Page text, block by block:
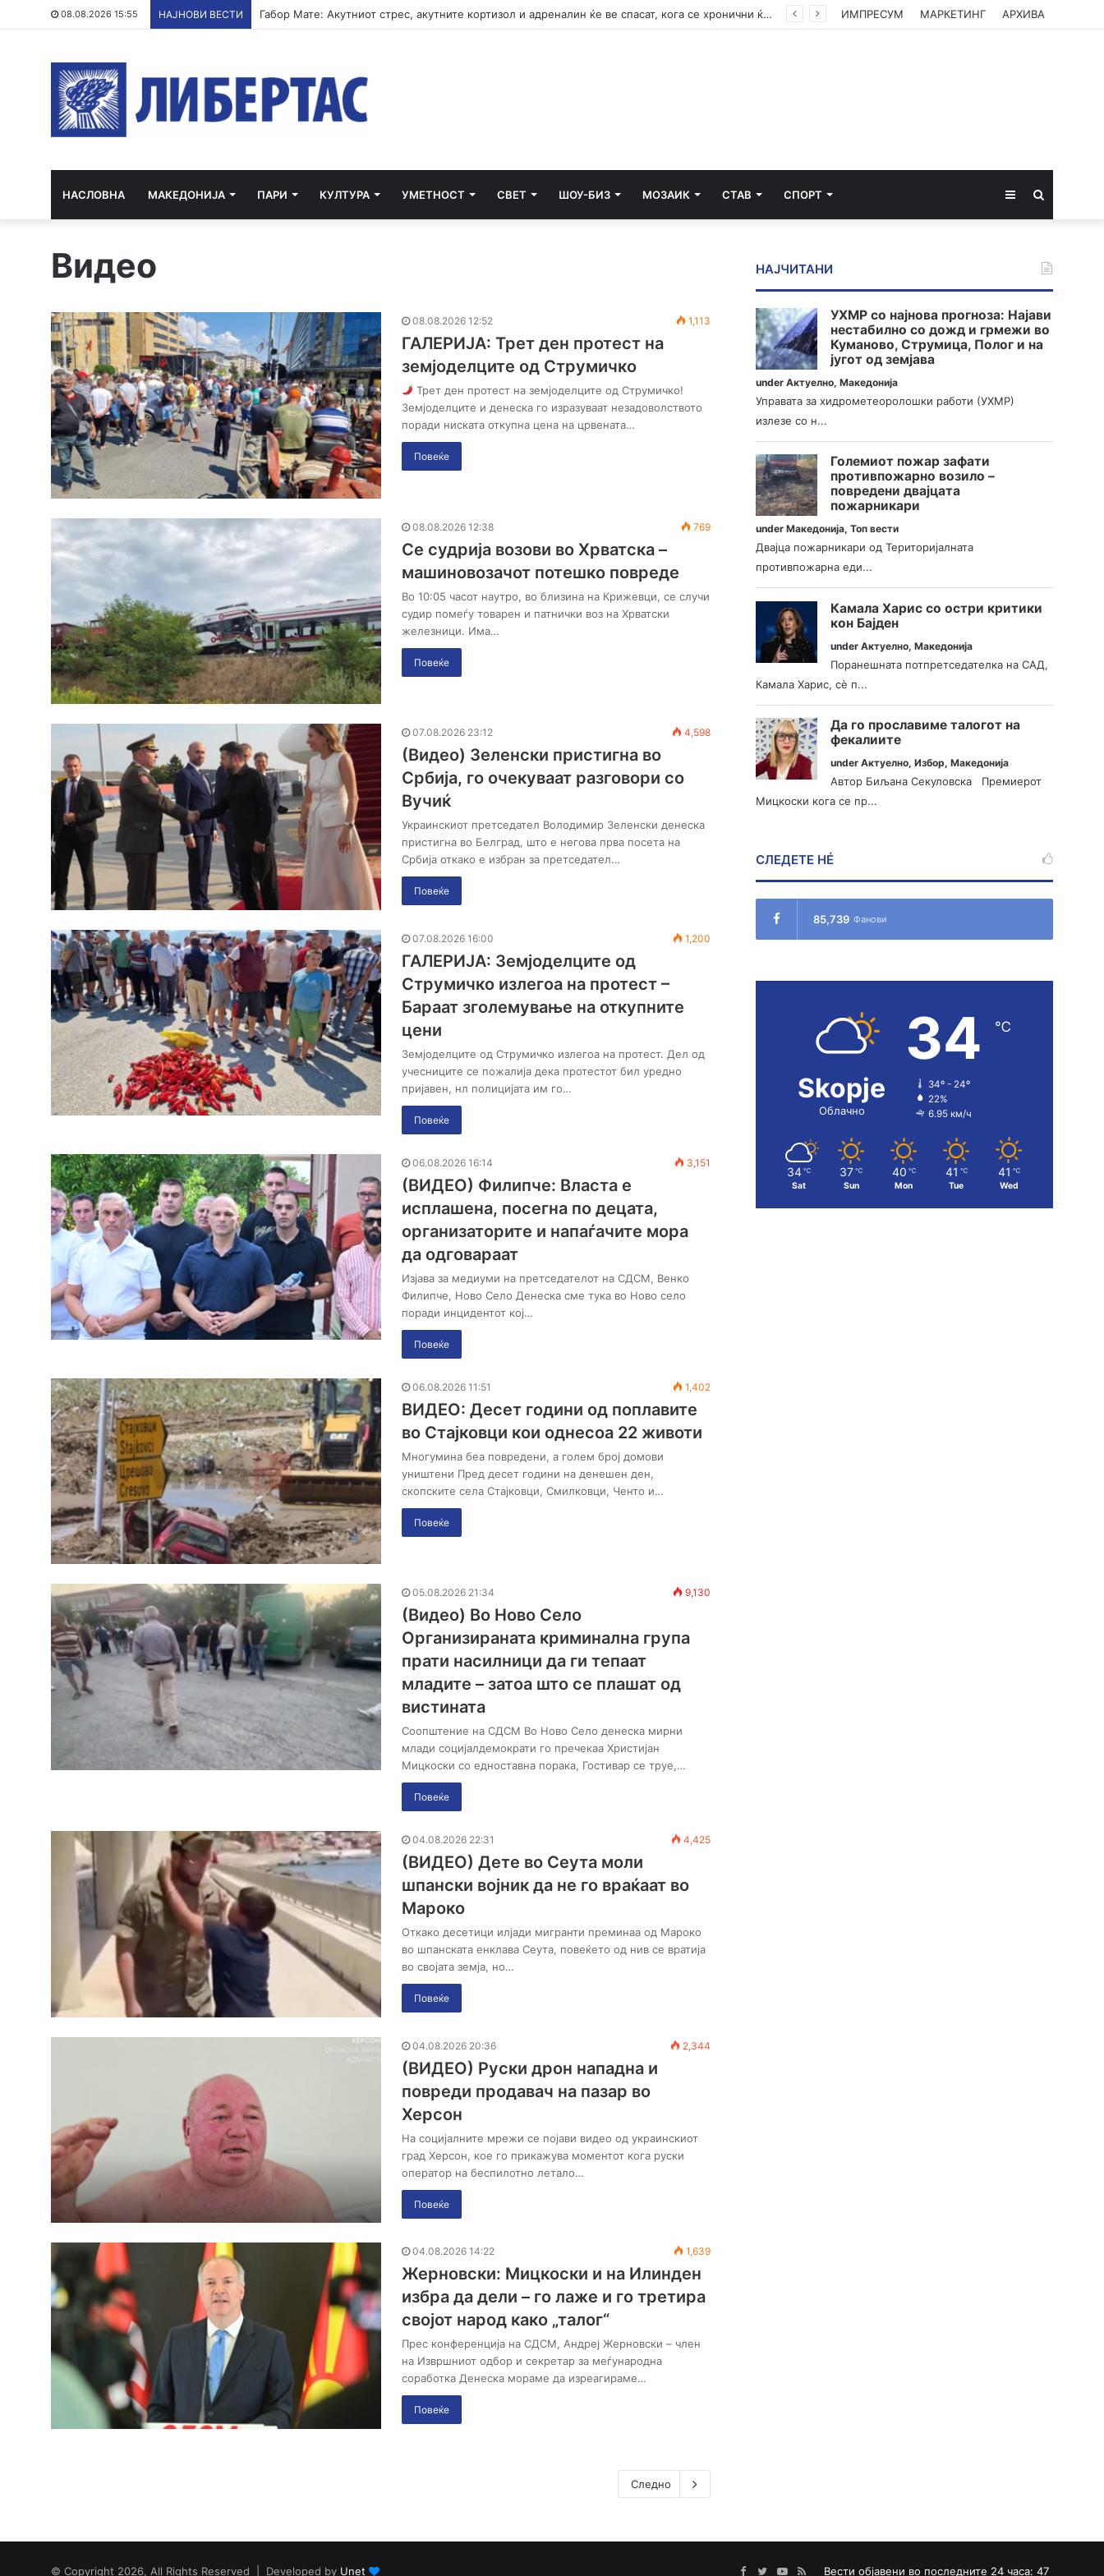
08.08.2026 15:55 НАЈНОВИ ВЕСТИ Пожар кај Волково во кој изгоре и куќа се става под контрола, нов пожар избувна зад Водно ИМПРЕСУМ МАРКЕТИНГ АРХИВА
НАСЛОВНА МАКЕДОНИЈА ПАРИ КУЛТУРА УМЕТНОСТ СВЕТ ШОУ-БИЗ МОЗАИК СТАВ СПОРТ Sidebar
Видео
08.08.2026 12:52 1,113
ГАЛЕРИЈА: Трет ден протест на
земјоделците од Струмичко
Трет ден протест на земјоделците од Струмичко!
Земјоделците и денеска го изразуваат незадоволството
поради ниската откупна цена на црвената…
Повеќе
08.08.2026 12:38 769
Се судрија возови во Хрватска –
машиновозачот потешко повреде
Во 10:05 часот наутро, во близина на Крижевци, се случи
судир помеѓу товарен и патнички воз на Хрватски
железници. Има…
Повеќе
07.08.2026 23:12 4,598
(Видео) Зеленски пристигна во
Србија, го очекуваат разговори со
Вучиќ
Украинскиот претседател Володимир Зеленски денеска
пристигна во Белград, што е негова прва посета на
Србија откако е избран за претседател…
Повеќе
07.08.2026 16:00 1,200
ГАЛЕРИЈА: Земјоделците од
Струмичко излегоа на протест –
Бараат зголемување на откупните
цени
Земјоделците од Струмичко излегоа на протест. Дел од
учесниците се пожалија дека протестот бил уредно
пријавен, нл полицијата им го…
Повеќе
06.08.2026 16:14 3,151
(ВИДЕО) Филипче: Власта е
исплашена, посегна по децата,
организаторите и напаѓачите мора
да одговараат
Изјава за медиуми на претседателот на СДСМ, Венко
Филипче, Ново Село Денеска сме тука во Ново село
поради инцидентот кој…
Повеќе
06.08.2026 11:51 1,402
ВИДЕО: Десет години од поплавите
во Стајковци кои однесоа 22 животи
Многумина беа повредени, а голем број домови
уништени Пред десет години на денешен ден,
скопските села Стајковци, Смилковци, Ченто и…
Повеќе
05.08.2026 21:34 9,130
(Видео) Во Ново Село
Организираната криминална група
прати насилници да ги тепаат
младите – затоа што се плашат од
вистината
Соопштение на СДСМ Во Ново Село денеска мирни
млади социјалдемократи го пречекаа Христијан
Мицкоски со едноставна порака, Гостивар се труе,…
Повеќе
04.08.2026 22:31 4,425
(ВИДЕО) Дете во Сеута моли
шпански војник да не го враќаат во
Мароко
Откако десетици илјади мигранти преминаа од Мароко
во шпанската енклава Сеута, повеќето од нив се вратија
во својата земја, но…
Повеќе
04.08.2026 20:36 2,344
(ВИДЕО) Руски дрон нападна и
повреди продавач на пазар во
Херсон
На социјалните мрежи се појави видео од украинскиот
град Херсон, кое го прикажува моментот кога руски
оператор на беспилотно летало…
Повеќе
04.08.2026 14:22 1,639
Жерновски: Мицкоски и на Илинден
избра да дели – го лаже и го третира
својот народ како „талог“
Прес конференција на СДСМ, Андреј Жерновски – член
на Извршниот одбор и секретар за меѓународна
соработка Денеска мораме да изреагираме…
Повеќе
Следно
НАЈЧИТАНИ
УХМР со најнова прогноза: Најави
нестабилно со дожд и грмежи во
Куманово, Струмица, Полог и на
југот од земјава
underАктуелно,Македонија
Управата за хидрометеоролошки работи (УХМР)
излезе со н...
Големиот пожар зафати
противпожарно возило –
повредени двајцата
пожарникари
underМакедонија,Топ вести
Двајца пожарникари од Територијалната
противпожарна еди...
Камала Харис со остри критики
кон Бајден
underАктуелно,Македонија
Поранешната потпретседателка на САД,
Камала Харис, сè п...
Да го прославиме талогот на
фекалиите
underАктуелно,Избор,Македонија
Автор Биљана Секуловска Премиерот
Мицкоски кога се пр...
СЛЕДЕТЕ НÉ
85,739 Фанови
Skopje
Облачно
34 ℃
34º - 24º
22%
6.95 км/ч
34 ℃
Sat
37 ℃
Sun
40 ℃
Mon
41 ℃
Tue
41 ℃
Wed
© Copyright 2026, All Rights Reserved | Developed by Unet Вести објавени во последните 24 часа: 47
Facebook
TwitterYouTube
RSS